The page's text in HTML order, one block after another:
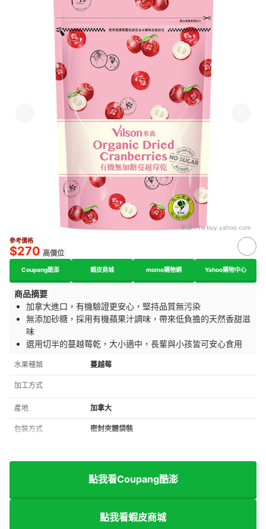
來源：tw.buy.yahoo.com
參考價格
$270 高價位
Coupang酷澎 蝦皮商城 momo購物網 Yahoo購物中心
商品摘要
加拿大進口，有機驗證更安心，堅持品質無污染
無添加砂糖，採用有機蘋果汁調味，帶來低負擔的天然香甜滋
味
選用切半的蔓越莓乾，大小適中，長輩與小孩皆可安心食用
水果種類 蔓越莓
加工方式
產地 加拿大
包裝方式 密封夾鏈袋裝
點我看Coupang酷澎
點我看蝦皮商城